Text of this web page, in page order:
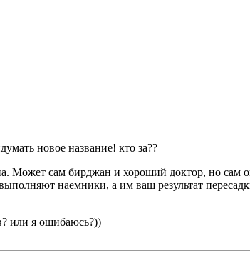
новое название! кто за??
Может сам бирджан и хороший доктор, но сам
наемники, а им ваш результат
или я ошибаюсь?))